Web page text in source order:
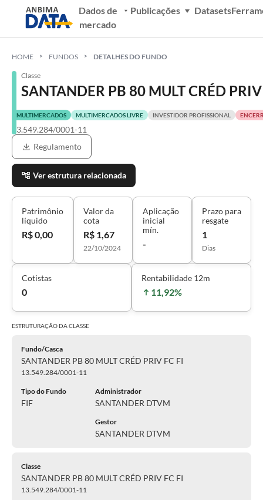
Dados de
mercado
Publicações Datasets
HOME FUNDOS DETALHES DO FUNDO
Classe
SANTANDER PB 80 MULT CRÉD
MULTIMERCADOS MULTIMERCADOS LIVRE INVESTIDOR PROFISSIONAL
13.549.284/0001-11
Regulamento
Ver estrutura relacionada
Patrimônio
líquido
R$ 0,00
Valor da
cota
R$ 1,67
22/10/2024
Aplicação
inicial
mín.
-
Prazo para
resgate
1
Dias
Cotistas
0
Rentabilidade 12m
11,92%
ESTRUTURAÇÃO DACLASSE
Fundo/Casca
SANTANDER PB 80 MULT CRÉD PRIV FC FI
13.549.284/0001-11
Tipo do Fundo
FIF
Administrador
SANTANDER DTVM
Gestor
SANTANDER DTVM
Classe
SANTANDER PB 80 MULT CRÉD PRIV FC FI
13.549.284/0001-11